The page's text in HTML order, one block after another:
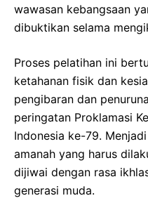
wawasan kebangsaan
dibuktikan selama
Proses pelatihan ini
ketahanan fisik dan
pengibaran dan
peringatan Proklamasi
Indonesia ke-79.
amanah yang harus
dijiwai dengan rasa
generasi muda.